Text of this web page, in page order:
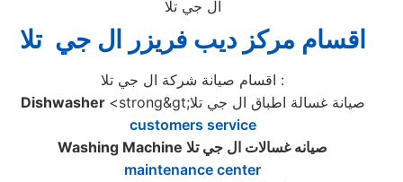
ال جي تلا
اقسام مركز ديب فريزر ال جي تلا
اقسام صيانة شركة ال جي تلا :
Dishwasher
<strong&gt;صيانة غسالة اطباق ال جي تلا
customers service
Washing Machine صيانه غسالات ال جي تلا
maintenance center